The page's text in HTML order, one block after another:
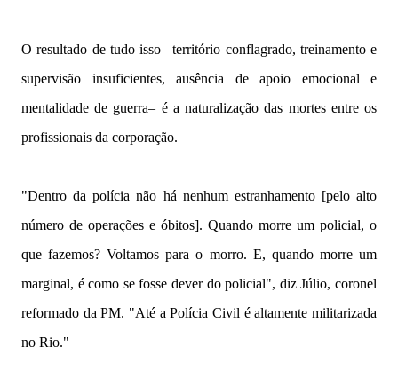
O resultado de tudo isso –território conflagrado, treinamento e
supervisão insuficientes, ausência de apoio emocional e
mentalidade de guerra– é a naturalização das mortes entre os
profissionais da corporação.
"Dentro da polícia não há nenhum estranhamento [pelo alto
número de operações e óbitos]. Quando morre um policial, o
que fazemos? Voltamos para o morro. E, quando morre um
marginal, é como se fosse dever do policial", diz Júlio, coronel
reformado da PM. "Até a Polícia Civil é altamente militarizada
no Rio."